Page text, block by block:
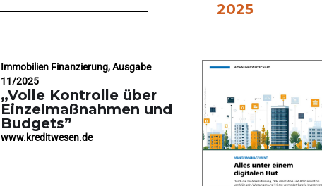
2025
Immobilien Finanzierung, Ausgabe
11/2025
„Volle Kontrolle über
Einzelmaßnahmen und
Budgets”
www.kreditwesen.de